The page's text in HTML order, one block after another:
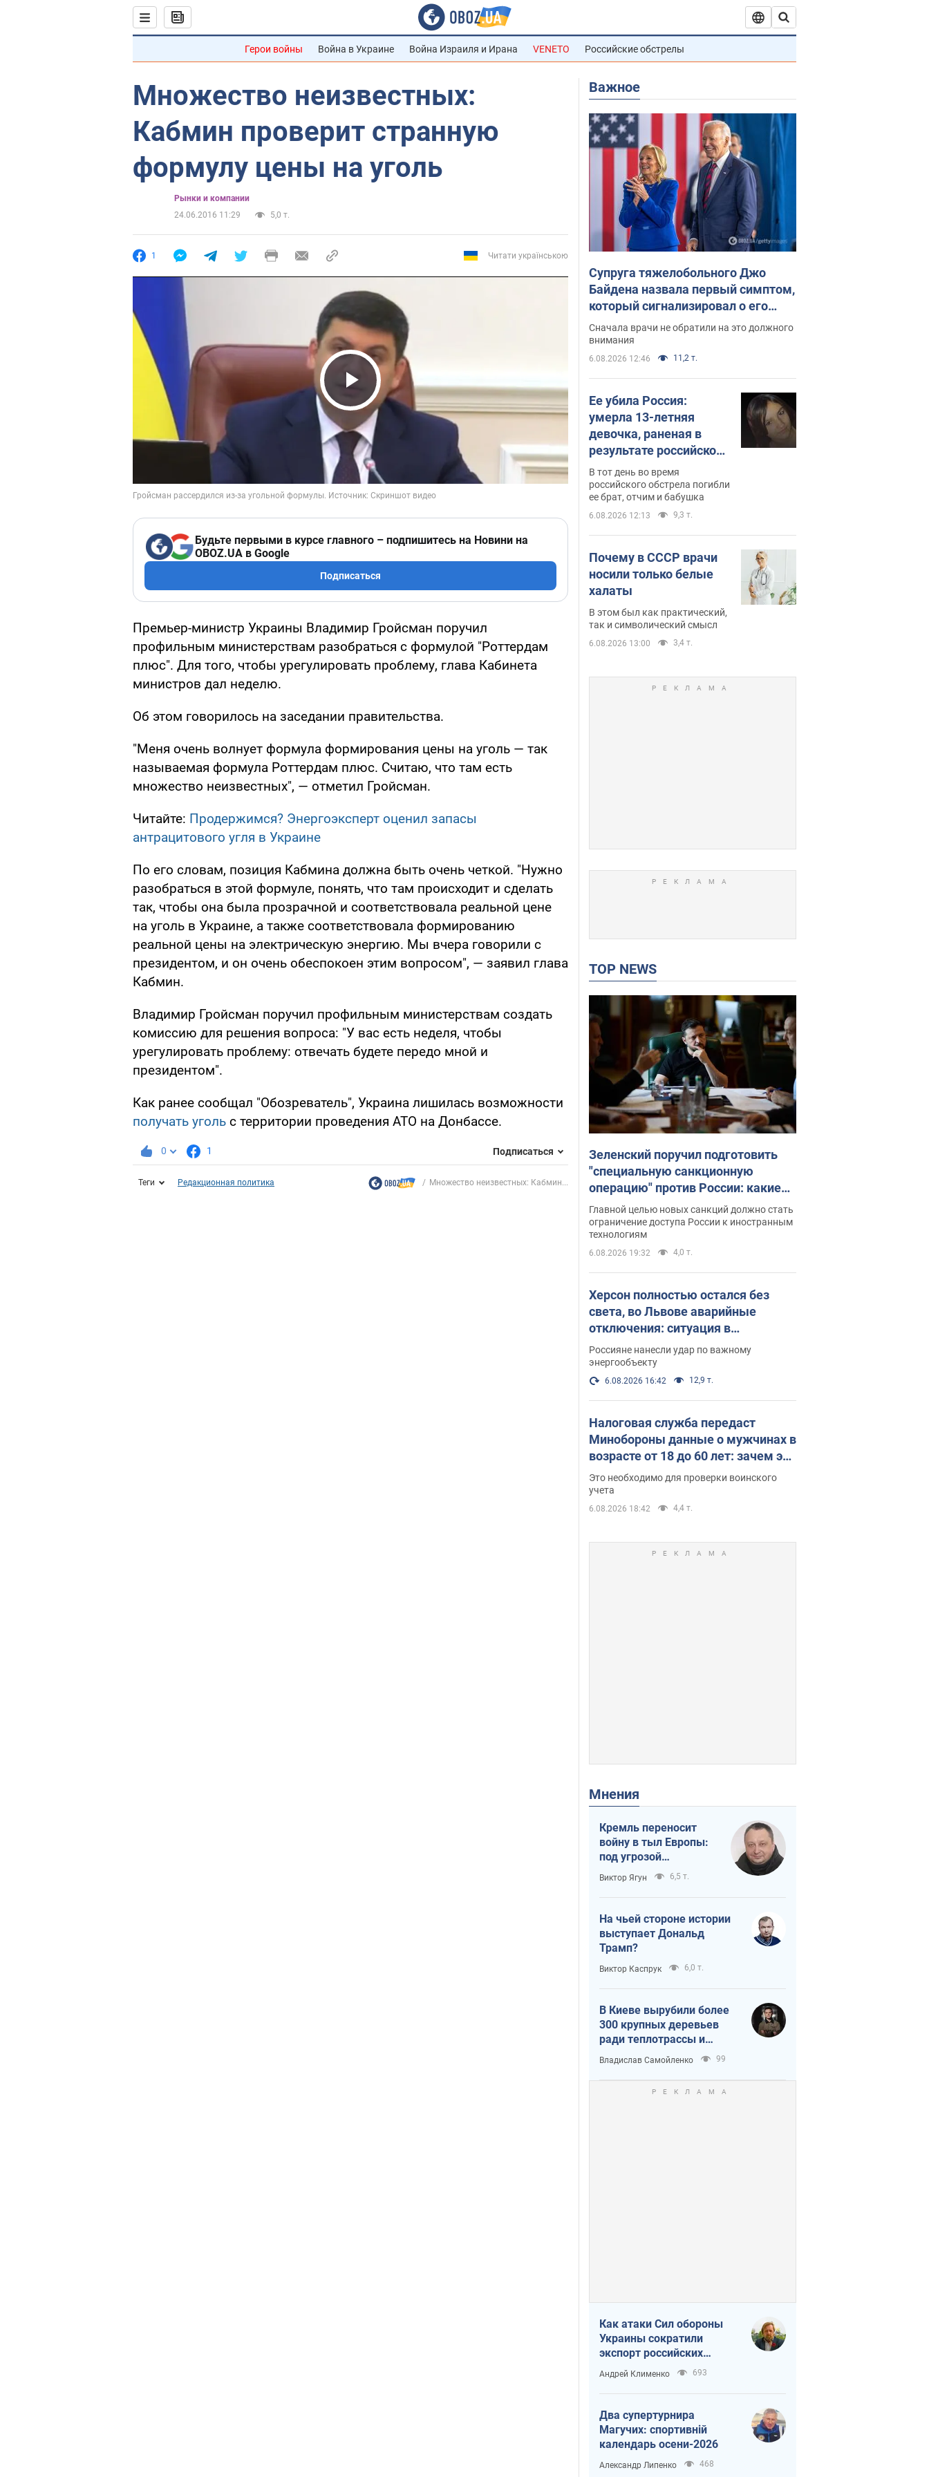
Герои войны Война в Украине Война Израиля и Ирана VENETO Российские обстрелы
Множество неизвестных:
Кабмин проверит странную
формулу цены на уголь
Рынки и компании
24.06.2016 11:29
5,0 т.
1 Читати українською
Play Video
Будьте первыми в курсе главного – подпишитесь на Новини на
OBOZ.UA в Google
Подписаться
Премьер-министр Украины Владимир Гройсман поручил
профильным министерствам разобраться с формулой "Роттердам
плюс". Для того, чтобы урегулировать проблему, глава Кабинета
министров дал неделю.
Об этом говорилось на заседании правительства.
"Меня очень волнует формула формирования цены на уголь — так
называемая формула Роттердам плюс. Считаю, что там есть
множество неизвестных", — отметил Гройсман.
Читайте: Продержимся? Энергоэксперт оценил запасы
антрацитового угля в Украине
По его словам, позиция Кабмина должна быть очень четкой. "Нужно
разобраться в этой формуле, понять, что там происходит и сделать
так, чтобы она была прозрачной и соответствовала реальной цене
на уголь в Украине, а также соответствовала формированию
реальной цены на электрическую энергию. Мы вчера говорили с
президентом, и он очень обеспокоен этим вопросом", — заявил глава
Кабмин.
Владимир Гройсман поручил профильным министерствам создать
комиссию для решения вопроса: "У вас есть неделя, чтобы
урегулировать проблему: отвечать будете передо мной и
президентом".
Как ранее сообщал "Обозреватель", Украина лишилась возможности
получать уголь с территории проведения АТО на Донбассе.
0 1 Подписаться
Теги Редакционная политика Множество неизвестных: Кабмин...
Важное
Супруга тяжелобольного Джо
Байдена назвала первый симптом,
который сигнализировал о его
"агрессивном" раке
Сначала врачи не обратили на это должного
внимания
6.08.2026 12:46 11,2 т.
Ее убила Россия:
умерла 13-летняя
девочка, раненая в
результате российской
атаки на Сумскую
область. Фото
В тот день во время
российского обстрела погибли
ее брат, отчим и бабушка
6.08.2026 12:13 9,3 т.
Почему в СССР врачи
носили только белые
халаты
В этом был как практический,
так и символический смысл
6.08.2026 13:00 3,4 т.
TOP NEWS
Зеленский поручил подготовить
"специальную санкционную
операцию" против России: какие
задачи поставил президент. Фото
Главной целью новых санкций должно стать
ограничение доступа России к иностранным
технологиям
6.08.2026 19:32 4,0 т.
Херсон полностью остался без
света, во Львове аварийные
отключения: ситуация в
энергосистеме 6 августа
Россияне нанесли удар по важному
энергообъекту
6.08.2026 16:42 12,9 т.
Налоговая служба передаст
Минобороны данные о мужчинах в
возрасте от 18 до 60 лет: зачем это
нужно
Это необходимо для проверки воинского
учета
6.08.2026 18:42 4,4 т.
Мнения
Кремль переносит
войну в тыл Европы:
под угрозой
критическая
логистика
Виктор Ягун 6,5 т.
На чьей стороне истории
выступает Дональд
Трамп?
Виктор Каспрук 6,0 т.
В Киеве вырубили более
300 крупных деревьев
ради теплотрассы и
вопреки Генплану
Владислав Самойленко 99
Как атаки Сил обороны
Украины сократили
экспорт российских
нефтепродуктов
Андрей Клименко 693
Два супертурнира
Магучих: спортивній
календарь осени-2026
Александр Липенко 468